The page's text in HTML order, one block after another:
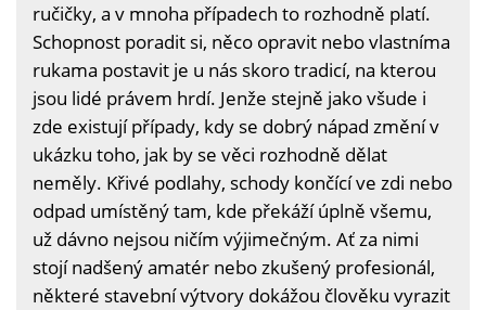
ručičky, a v mnoha případech to rozhodně platí.
Schopnost poradit si, něco opravit nebo vlastníma
rukama postavit je u nás skoro tradicí, na kterou
jsou lidé právem hrdí. Jenže stejně jako všude i
zde existují případy, kdy se dobrý nápad změní v
ukázku toho, jak by se věci rozhodně dělat
neměly. Křivé podlahy, schody končící ve zdi nebo
odpad umístěný tam, kde překáží úplně všemu,
už dávno nejsou ničím výjimečným. Ať za nimi
stojí nadšený amatér nebo zkušený profesionál,
některé stavební výtvory dokážou člověku vyrazit